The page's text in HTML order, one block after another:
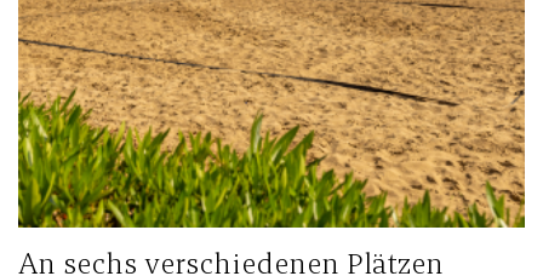
An sechs verschiedenen Plätzen